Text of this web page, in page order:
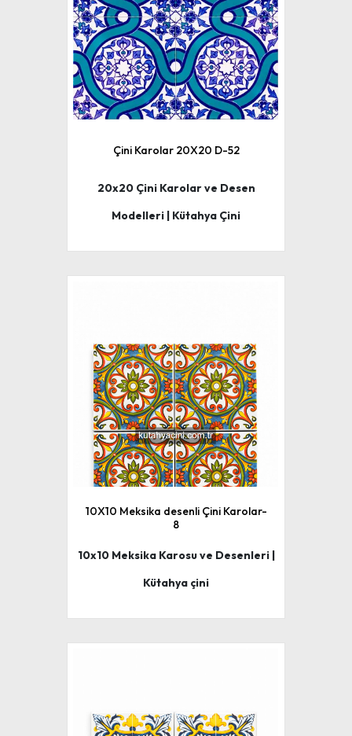
Çini Karolar 20X20 D-52
20x20 Çini Karolar ve Desen
Modelleri | Kütahya Çini
10X10 Meksika desenli Çini Karolar-
8
10x10 Meksika Karosu ve Desenleri |
Kütahya çini